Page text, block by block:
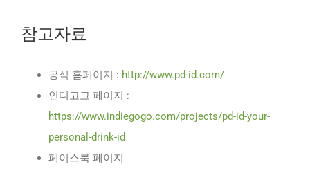
참고자료
공식 홈페이지 : http://www.pd-id.com/
인디고고 페이지 :
https://www.indiegogo.com/projects/pd-id-your-
personal-drink-id
페이스북 페이지